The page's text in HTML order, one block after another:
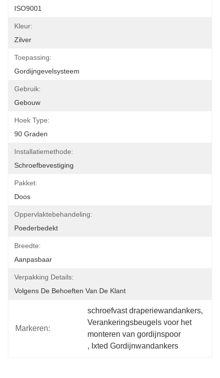
ISO9001
Kleur:
Zilver
Toepassing:
Gordijngevelsysteem
Gebruik:
Gebouw
Hoek Type:
90 Graden
Installatiemethode:
Schroefbevestiging
Pakket:
Doos
Oppervlaktebehandeling:
Poederbedekt
Breedte:
Aanpasbaar
Verpakking Details:
Volgens De Behoeften Van De Klant
Markeren:
schroefvast draperiewandankers
Verankeringsbeugels voor het
monteren van gordijnspoor
, Ixted Gordijnwandankers